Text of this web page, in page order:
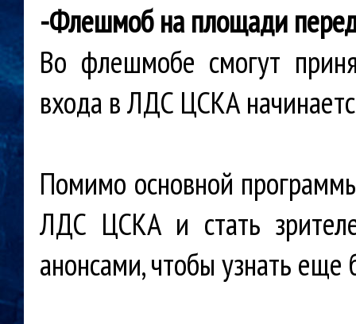
-Флешмоб на площади
Во флешмобе смогут
входа в ЛДС ЦСКА
Помимо основной
ЛДС ЦСКА и стать
анонсами, чтобы узнать